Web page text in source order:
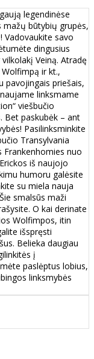
legendinėse
mažų būtybių grupės,
Vadovaukite savo
dingusius
Veiną. Atradę
ir kt.,
pavojingais priešais,
linksmame
viešbučio
Bet paskubėk – ant
Pasilinksminkite
Transylvania
Frankenhomies nuo
iš naujojo
humoru galėsite
su miela nauja
smalsūs maži
O kai derinate
Wolfimpos, itin
išspręsti
Belieka daugiau
į
paslėptus lobius,
linksmybės